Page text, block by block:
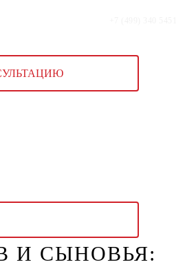
И СЫНОВЬЯ: